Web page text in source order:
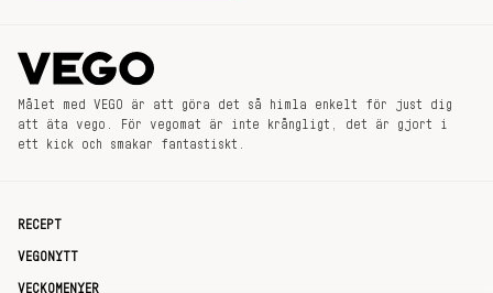
Målet med VEGO är att göra det så himla enkelt för just dig
att äta vego. För vegomat är inte krångligt, det är gjort i
ett kick och smakar fantastiskt.
RECEPT
VEGONYTT
VECKOMENYER